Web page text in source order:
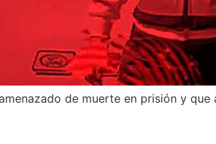
de muerte en prisión y